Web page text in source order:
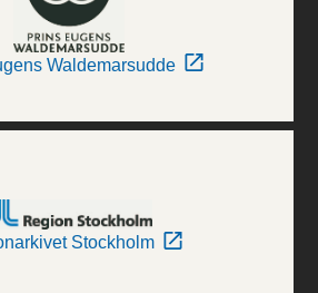
Waldemarsudde
Stockholm